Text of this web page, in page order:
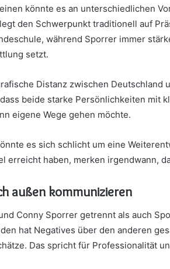
könnte es an unterschiedlichen
den Schwerpunkt traditionell auf
während Sporrer immer
setzt.
Distanz zwischen Deutschland
beide starke Persönlichkeiten mit
eigene Wege gehen möchte.
es sich schlicht um eine
erreicht haben, merken irgendwann,
außen kommunizieren
Conny Sporrer getrennt als auch
hat Negatives über den anderen
Das spricht für Professionalität